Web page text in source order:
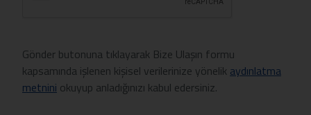
Gönder butonuna tıklayarak Bize Ulaşın formu
kapsamında işlenen kişisel verilerinize yönelik aydınlatma
metnini okuyup anladığınızı kabul edersiniz.